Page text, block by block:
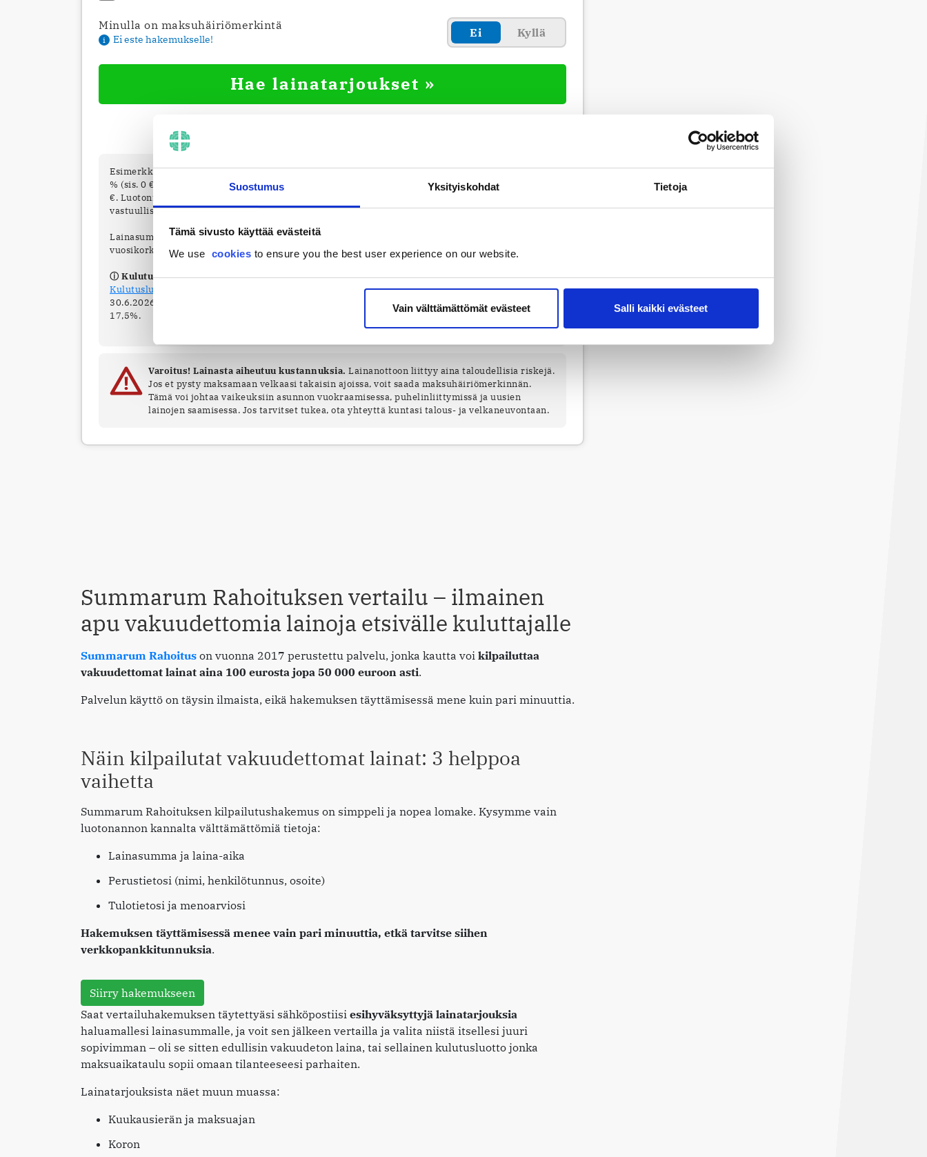
Suostumus Yksityiskohdat Tietoja
Tämä sivusto käyttää evästeitä
We use cookies to ensure you the best user experience on our website.
Vain välttämättömät evästeet Salli kaikki evästeet
Minulla on maksuhäiriömerkintä
i Ei este hakemukselle!
Ei Kyllä
Hae lainatarjoukset »
Esimerkkilaskelma: 10 000 € laina 10 vuodeksi, 120 maksuerää, todellinen vuosikorko (APR) 7,21
% (sis. 0 € laskutuslisän ja avausmaksun 0 €), nimelliskorko 6 %, kulut 3 923 € ja yhteensä 13 923
€. Luotonmyöntäjät käsittelevät kaikki hakemukset automaattisesti varmistaakseen nopeat ja
vastuulliset luottopäätökset. (Viimeisin korontarkistus 3.5.2026).
Lainasummat 500 € – 70 000 €. Laina-aika 1 – 15 vuotta. Nimelliskorko 4,00 – 17,5 %. Todellinen
vuosikorko (APR) min 4,00 – max 35 %.
ⓘ Kulutusluottojen korkokatto 1.1.–30.6.2026
Kulutusluottojen korkokatto
on 15 % + korkolain perusteella vahvistettu viitekorko. 1.1.–
30.6.2026 välillä viitekorko on 2,5 %, minkä perusteella kokonaislainan korko voi olla enintään
17,5%.
Varoitus! Lainasta aiheutuu kustannuksia. Lainanottoon liittyy aina taloudellisia riskejä.
Jos et pysty maksamaan velkaasi takaisin ajoissa, voit saada maksuhäiriömerkinnän.
Tämä voi johtaa vaikeuksiin asunnon vuokraamisessa, puhelinliittymissä ja uusien
lainojen saamisessa. Jos tarvitset tukea, ota yhteyttä kuntasi talous- ja velkaneuvontaan.
Summarum Rahoituksen vertailu – ilmainen
apu vakuudettomia lainoja etsivälle kuluttajalle
Summarum Rahoitus on vuonna 2017 perustettu palvelu, jonka kautta voi kilpailuttaa
vakuudettomat lainat aina 100 eurosta jopa 50 000 euroon asti.
Palvelun käyttö on täysin ilmaista, eikä hakemuksen täyttämisessä mene kuin pari minuuttia.
Näin kilpailutat vakuudettomat lainat: 3 helppoa
vaihetta
Summarum Rahoituksen kilpailutushakemus on simppeli ja nopea lomake. Kysymme vain
luotonannon kannalta välttämättömiä tietoja:
Lainasumma ja laina-aika
Perustietosi (nimi, henkilötunnus, osoite)
Tulotietosi ja menoarviosi
Hakemuksen täyttämisessä menee vain pari minuuttia, etkä tarvitse siihen
verkkopankkitunnuksia.
Siirry hakemukseen
Saat vertailuhakemuksen täytettyäsi sähköpostiisi esihyväksyttyjä lainatarjouksia
haluamallesi lainasummalle, ja voit sen jälkeen vertailla ja valita niistä itsellesi juuri
sopivimman – oli se sitten edullisin vakuudeton laina, tai sellainen kulutusluotto jonka
maksuaikataulu sopii omaan tilanteeseesi parhaiten.
Lainatarjouksista näet muun muassa:
Kuukausierän ja maksuajan
Koron